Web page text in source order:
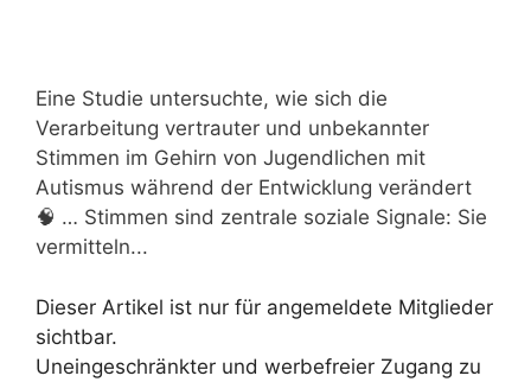
Eine Studie untersuchte, wie sich die
Verarbeitung vertrauter und unbekannter
Stimmen im Gehirn von Jugendlichen mit
Autismus während der Entwicklung verändert
🧠 … Stimmen sind zentrale soziale Signale: Sie
vermitteln...
Dieser Artikel ist nur für angemeldete Mitglieder
sichtbar.
Uneingeschränkter und werbefreier Zugang zu